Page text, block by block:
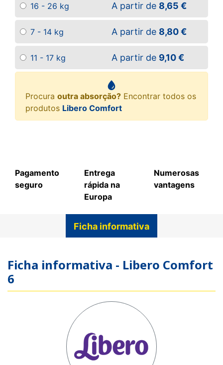
16 - 26 kg A partir de 8,65 €
7 - 14 kg A partir de 8,80 €
11 - 17 kg A partir de 9,10 €
Procura outra absorção? Encontrar todos os
produtos Libero Comfort
Pagamento
seguro
Entrega
rápida na
Europa
Numerosas
vantagens
Ficha informativa
Ficha informativa - Libero Comfort
6